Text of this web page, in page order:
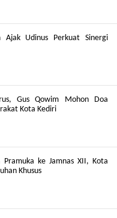
Ajak Udinus Perkuat Sinergi
Gus Qowim Mohon Doa
Kota Kediri
ke Jamnas XII, Kota
Khusus